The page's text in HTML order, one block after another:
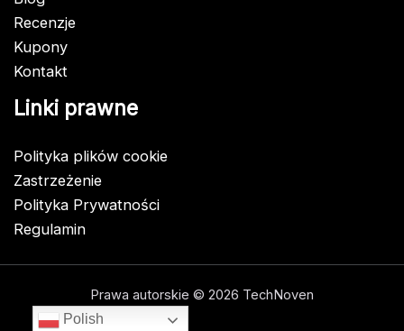
Recenzje
Kupony
Kontakt
Linki prawne
Polityka plików cookie
Zastrzeżenie
Polityka Prywatności
Regulamin
Prawa autorskie © 2026 TechNoven
Polish